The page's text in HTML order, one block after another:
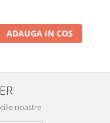
ADAUGA IN COS
noastre